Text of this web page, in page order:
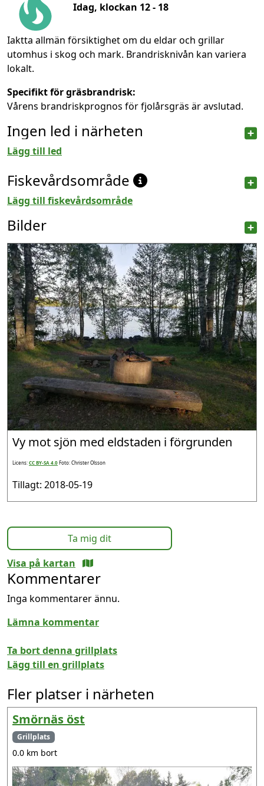
Idag, klockan 12 - 18
Iaktta allmän försiktighet om du eldar och grillar
utomhus i skog och mark. Brandrisknivån kan variera
lokalt.
Specifikt för gräsbrandrisk:
Vårens brandriskprognos för fjolårsgräs är avslutad.
Ingen led i närheten
Lägg till led
Fiskevårdsområde
Lägg till fiskevårdsområde
Bilder
Vy mot sjön med eldstaden i förgrunden
Licens:CC BY-SA 4.0Foto: Christer Olsson
Tillagt: 2018-05-19
Ta mig dit
Visa på kartan
Kommentarer
Inga kommentarer ännu.
Lämna kommentar
Ta bort denna grillplats
Lägg till en grillplats
Fler platser i närheten
Smörnäs öst
Grillplats
0.0 km bort